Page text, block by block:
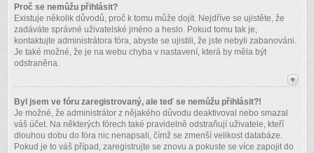
Proč se nemůžu přihlásit?
Existuje několik důvodů, proč k tomu může dojít. Nejdříve se ujistěte, že
zadáváte správné uživatelské jméno a heslo. Pokud tomu tak je,
kontaktujte administrátora fóra, abyste se ujistili, že jste nebyli zabanováni.
Je také možné, že je na webu chyba v nastavení, která by měla být
odstraněna.
Byl jsem ve fóru zaregistrovaný, ale teď se nemůžu přihlásit?!
Je možné, že administrátor z nějakého důvodu deaktivoval nebo smazal
váš účet. Na některých fórech také pravidelně odstraňují uživatele, kteří
dlouhou dobu do fóra nic nenapsali, čímž se zmenší velikost databáze.
Pokud je to váš případ, zaregistrujte se znovu a pokuste se více zapojit do